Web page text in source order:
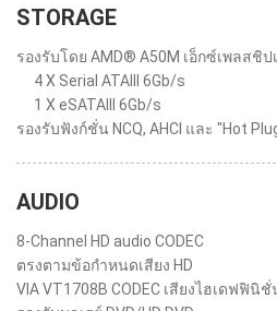
STORAGE
รองรับโดย AMD® A50M เอ็กซ์เพลสชิป
4 X Serial ATAIII 6Gb/s
1 X eSATAIII 6Gb/s
รองรับฟังก์ชั่น NCQ, AHCI และ "Hot
AUDIO
8-Channel HD audio CODEC
ตรงตามข้อกำหนดเสียง HD
VIA VT1708B CODEC เสียงไฮเดฟฟินิ